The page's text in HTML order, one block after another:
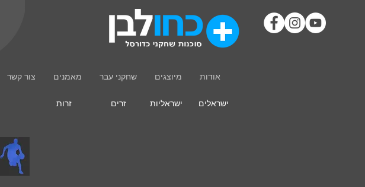
צור קשר מאמנים שחקני עבר מיוצגים אודות
זרות ישראליות ישראלים זרים